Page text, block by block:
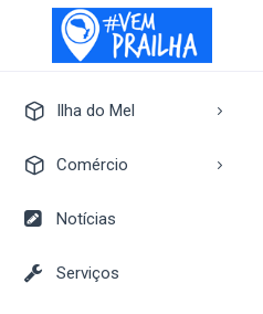
Ilha do Mel
A Ilha do Mel
Comércio
Pousadas
Notícias
Serviços